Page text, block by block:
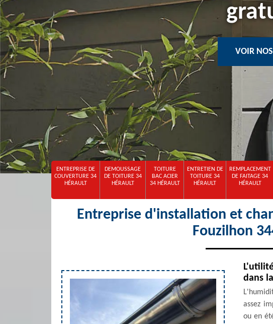
VOIR
ENTREPRISE DE
COUVERTURE 34
HÉRAULT
DEMOUSSAGE
DE TOITURE 34
HÉRAULT
TOITURE
BAC ACIER
34 HÉRAULT
ENTRETIEN DE
TOITURE 34
HÉRAULT
REMPLACEMENT
DE FAITAGE 34
HÉRAULT
Entreprise d'installation et
Fouzilhon
dans
assez
ou en